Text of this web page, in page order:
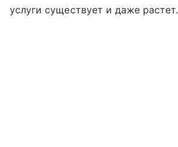
услуги существует и даже растет.